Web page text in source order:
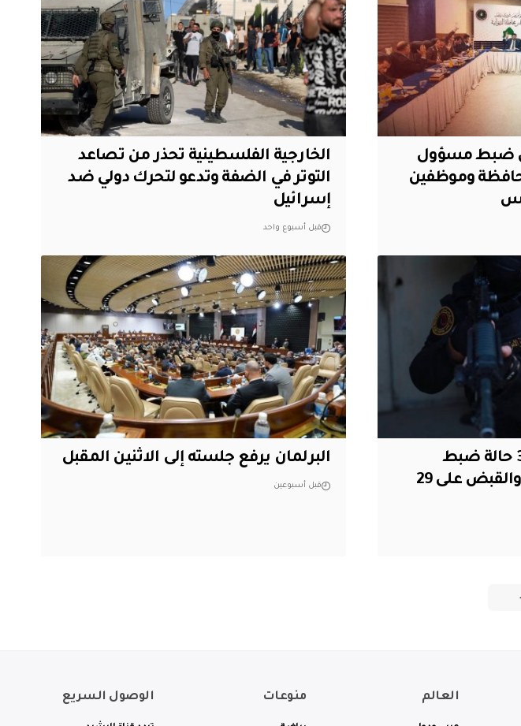
ضبط مسؤول
وموظفين
الخارجية الفلسطينية تحذر من تصاعد
التوتر في الضفة وتدعو لتحرك دولي ضد
إسرائيل
قبل أسبوع واحد
الأمن الوطني: تنفيذ 31 حالة ضبط
بالمنافذ والسيطرات والقبض على 29
البرلمان يرفع جلسته إلى الاثنين المقبل
قبل أسبوعين
العالم منوعات الوصول السريع